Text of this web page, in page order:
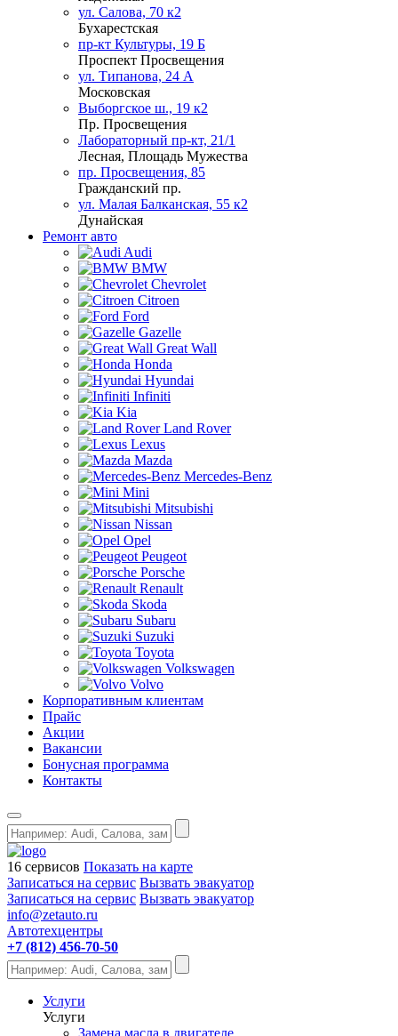
ул. Салова, 70 к2
Бухарестская
пр-кт Культуры, 19 Б
Проспект Просвещения
ул. Типанова, 24 А
Московская
Выборгское ш., 19 к2
Пр. Просвещения
Лабораторный пр-кт, 21/1
Лесная, Площадь Мужества
пр. Просвещения, 85
Гражданский пр.
ул. Малая Балканская, 55 к2
Дунайская
Ремонт авто
Audi
BMW
Chevrolet
Citroen
Ford
Gazelle
Great Wall
Honda
Hyundai
Infiniti
Kia
Land Rover
Lexus
Mazda
Mercedes-Benz
Mini
Mitsubishi
Nissan
Opel
Peugeot
Porsche
Renault
Skoda
Subaru
Suzuki
Toyota
Volkswagen
Volvo
Корпоративным клиентам
Прайс
Акции
Вакансии
Бонусная программа
Контакты
16 сервисов Показать на карте
Записаться на сервис Вызвать эвакуатор
Записаться на сервис Вызвать эвакуатор
info@zetauto.ru
Автотехцентры
+7 (812) 456-70-50
Услуги
Услуги
Замена масла в двигателе